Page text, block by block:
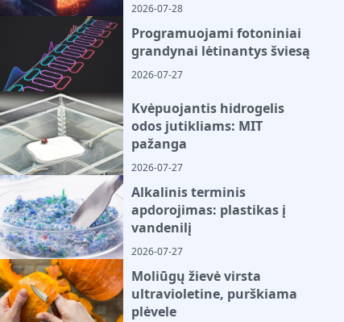
2026-07-28
Programuojami fotoniniai
grandynai lėtinantys šviesą
2026-07-27
Kvėpuojantis hidrogelis
odos jutikliams: MIT
pažanga
2026-07-27
Alkalinis terminis
apdorojimas: plastikas į
vandenilį
2026-07-27
Moliūgų žievė virsta
ultravioletine, purškiama
plėvele